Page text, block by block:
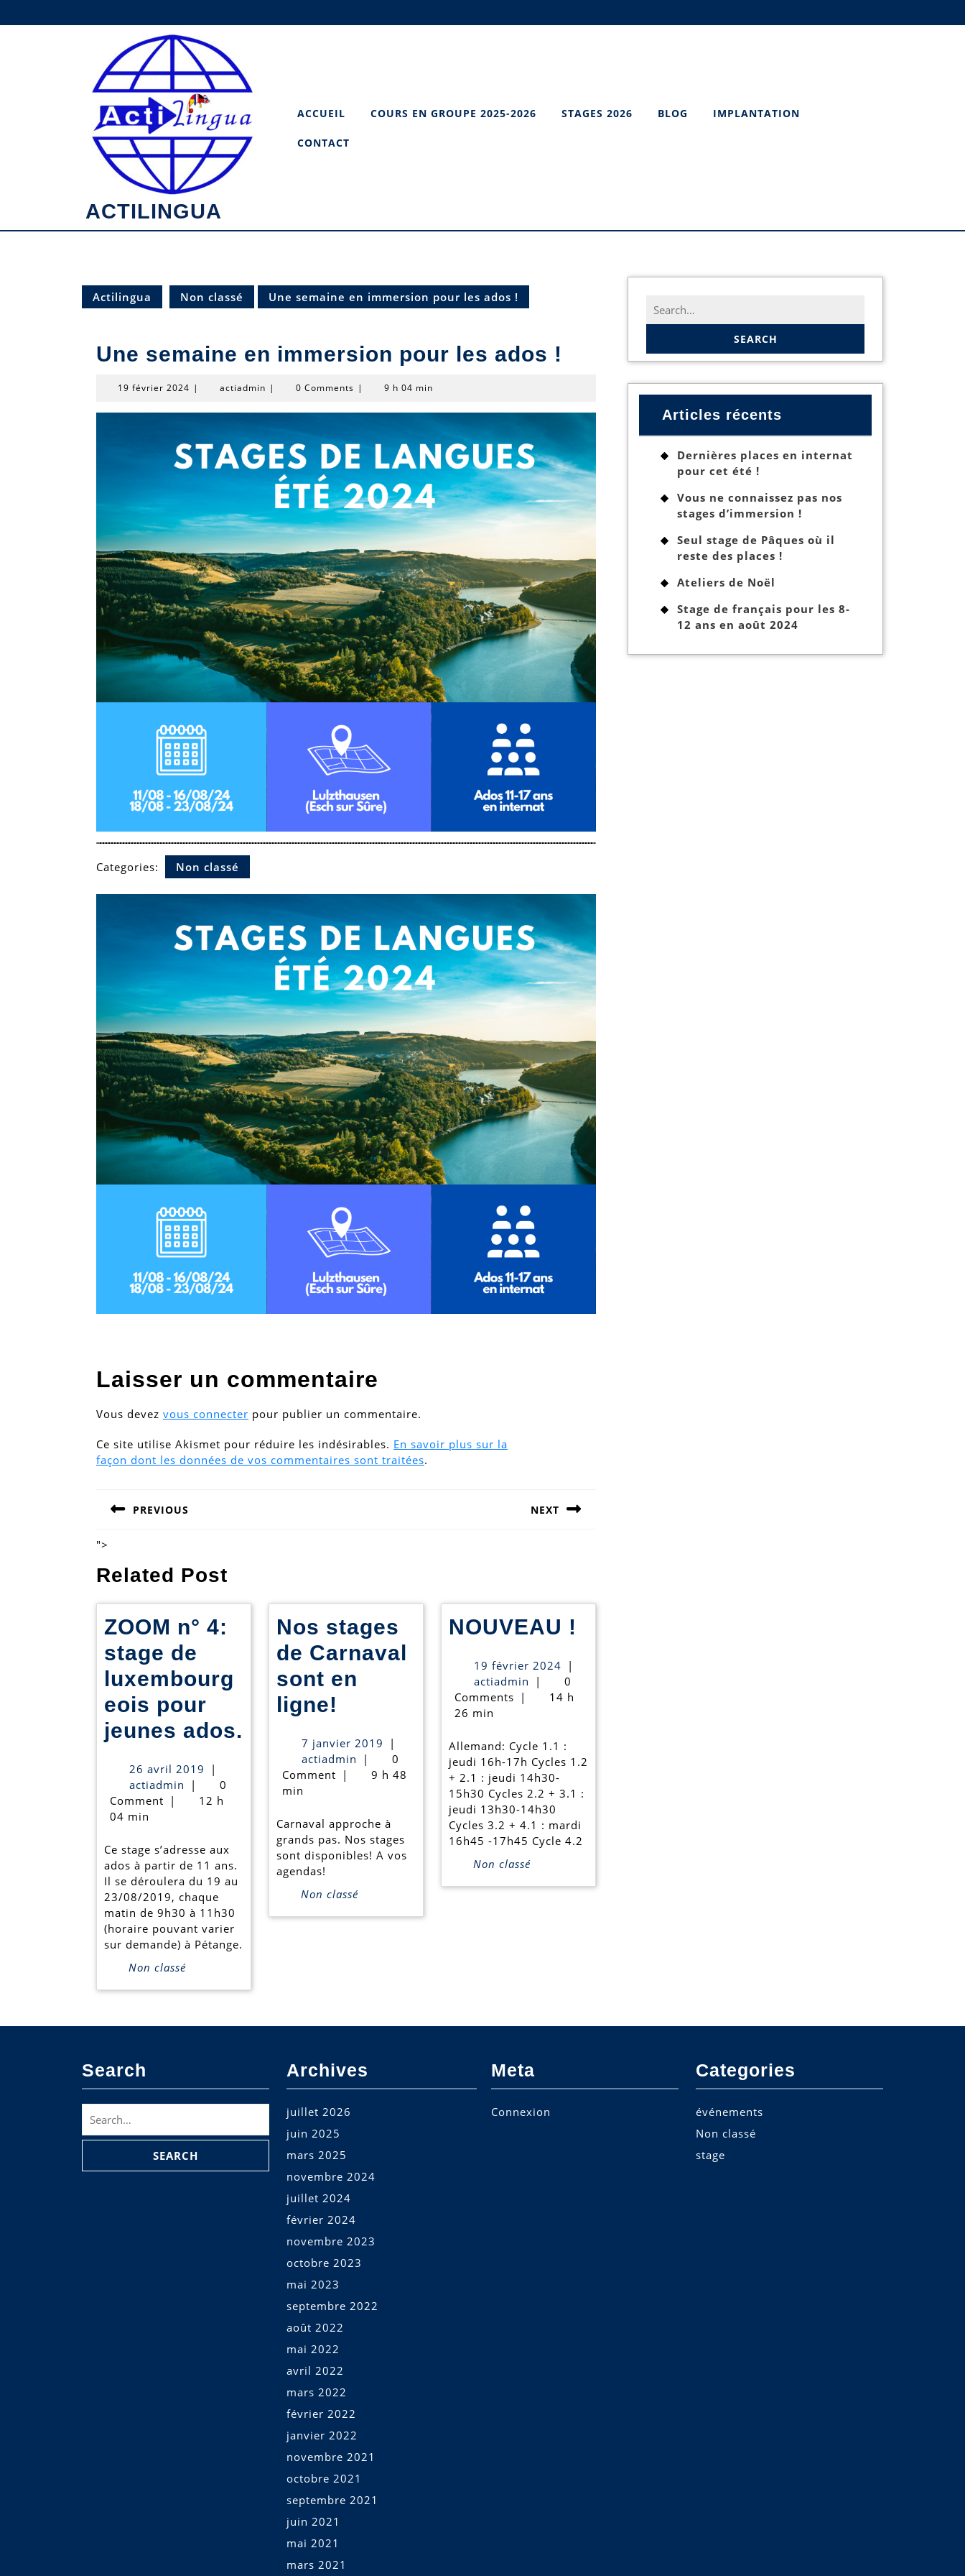
to
ACTILINGUA
ACCUEIL COURS EN GROUPE 2025-2026 STAGES 2026 BLOG IMPLANTATION
CONTACT
Actilingua Non classé Une semaine en immersion pour les ados !
Une semaine en immersion pour les ados !
19 février 2024 19
2024
| actiadmin actiadmin
| 0 Comments | 9 h 04 min
Categories: Non classé
Laisser un commentaire
Vous devez vous connecter pour publier un commentaire.
Ce site utilise Akismet pour réduire les indésirables. En savoir plus sur la
façon dont les données de vos commentaires sont traitées.
l’article
PREVIOUS
post:
NEXT
">
Related Post
ZOOM n° 4:
stage de
luxembourg
eois pour
jeunes ados.
luxembourgeois
pour
jeunes
26 avril 2019 26
avril
2019
|
actiadmin actiadmin
|
0
Comment |
12 h
04 min
Ce stage s’adresse aux
ados à partir de 11 ans.
Il se déroulera du 19 au
23/08/2019, chaque
matin de 9h30 à 11h30
(horaire pouvant varier
sur demande) à Pétange.
Non classé
Nos stages
de Carnaval
sont en
ligne!
de
Carnaval
en
ligne!
7 janvier 2019
janvier
2019
|
actiadmin actiadmin
|
0
Comment |
9 h 48
min
Carnaval approche à
grands pas. Nos stages
sont disponibles! A vos
agendas!
Non classé
NOUVEAU !
19 février 202419
février
2024
|
actiadmin actiadmin
|
0
Comments |
14 h
26 min
Allemand: Cycle 1.1 :
jeudi 16h-17h Cycles 1.2
+ 2.1 : jeudi 14h30-
15h30 Cycles 2.2 + 3.1 :
jeudi 13h30-14h30
Cycles 3.2 + 4.1 : mardi
16h45 -17h45 Cycle 4.2
Non classé
Search
for:
Articles récents
Dernières places en internat
pour cet été !
Vous ne connaissez pas nos
stages d’immersion !
Seul stage de Pâques où il
reste des places !
Ateliers de Noël
Stage de français pour les 8-
12 ans en août 2024
Search
for:
Archives
juillet 2026
juin 2025
mars 2025
novembre 2024
juillet 2024
février 2024
novembre 2023
octobre 2023
mai 2023
septembre 2022
août 2022
mai 2022
avril 2022
mars 2022
février 2022
janvier 2022
novembre 2021
octobre 2021
septembre 2021
juin 2021
mai 2021
mars 2021
Meta
Connexion
Categories
événements
Non classé
stage